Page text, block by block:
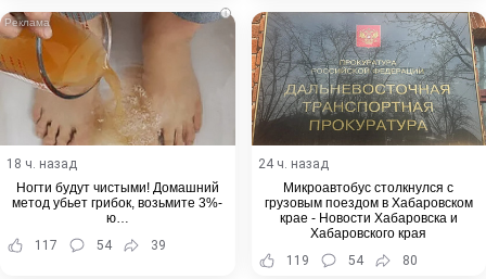
i
18 ч. назад
Ногти будут чистыми! Домашний
метод убьет грибок, возьмите 3%-
ю…
117
54 39
24 ч. назад
Микроавтобус столкнулся с
грузовым поездом в Хабаровском
крае - Новости Хабаровска и
Хабаровского края
119
54 80